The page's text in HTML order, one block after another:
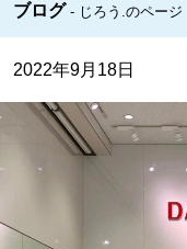
ブログ じろう.のページ
2022年9月18日